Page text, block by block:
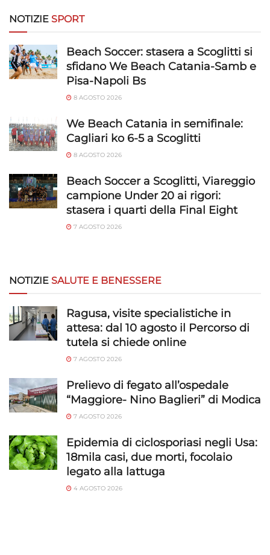
richieste attivamente.
Garantire la sicurezza, prevenire e
rilevare frodi, correggere errori, Erogare
e presentare pubblicità e contenuto,
Salvare e comunicare le scelte sulla
Sempre attivo
NOTIZIE SPORT
Beach Soccer: stasera a Scoglitti si
sfidano We Beach Catania-Samb e
Pisa-Napoli Bs
8 AGOSTO 2026
We Beach Catania in semifinale:
Cagliari ko 6-5 a Scoglitti
8 AGOSTO 2026
Beach Soccer a Scoglitti, Viareggio
campione Under 20 ai rigori:
stasera i quarti della Final Eight
7 AGOSTO 2026
NOTIZIE SALUTE E BENESSERE
Ragusa, visite specialistiche in
attesa: dal 10 agosto il Percorso di
tutela si chiede online
7 AGOSTO 2026
Prelievo di fegato all’ospedale
“Maggiore- Nino Baglieri” di Modica
7 AGOSTO 2026
Epidemia di ciclosporiasi negli Usa:
18mila casi, due morti, focolaio
legato alla lattuga
4 AGOSTO 2026